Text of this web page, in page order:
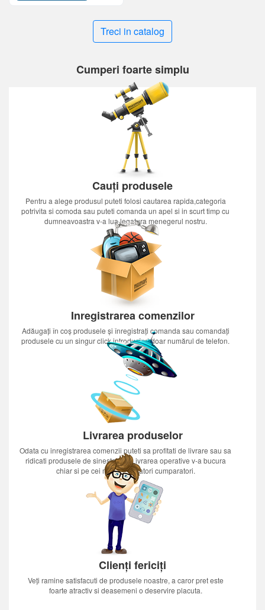
Treci in catalog
Cumperi foarte simplu
Cauți produsele
Pentru a alege produsul puteti folosi cautarea rapida,categoria
potrivita si comoda sau puteti comanda un apel si in scurt timp cu
dumneavoastra v-a lua legatura menegerul nostru.
Inregistrarea comenzilor
Adăugați în coș produsele și înregistrați comanda sau comandați
produsele cu un singur click introducînd doar numărul de telefon.
Livrarea produselor
Odata cu inregistrarea comenzii puteti sa profitati de livrare sau sa
ridicati produsele de sinestatator.Livrarea operative v-a bucura
chiar si pe cei mai nerabdatori cumparatori.
Clienți fericiți
Veți ramine satisfacuti de produsele noastre, a caror pret este
foarte atractiv si deasemeni o deservire placuta.